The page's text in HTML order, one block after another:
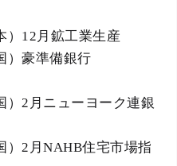
）12月鉱工業生産
）豪準備銀行
）2月ニューヨーク連銀
）2月NAHB住宅市場指